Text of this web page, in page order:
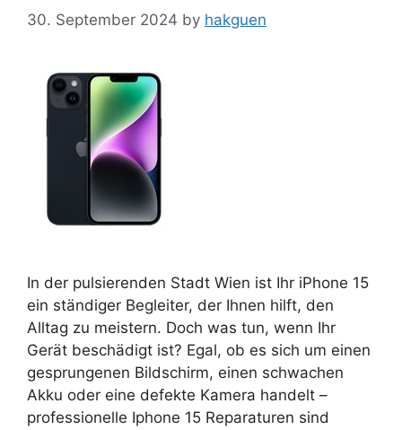
30. September 2024 by hakguen
In der pulsierenden Stadt Wien ist Ihr iPhone 15
ein ständiger Begleiter, der Ihnen hilft, den
Alltag zu meistern. Doch was tun, wenn Ihr
Gerät beschädigt ist? Egal, ob es sich um einen
gesprungenen Bildschirm, einen schwachen
Akku oder eine defekte Kamera handelt –
professionelle Iphone 15 Reparaturen sind